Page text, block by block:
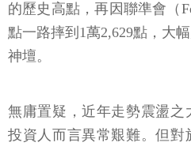
的歷史高點，再因聯準會（
點一路摔到1萬2,629點，大
神壇。
無庸置疑，近年走勢震盪之
投資人而言異常艱難。但對